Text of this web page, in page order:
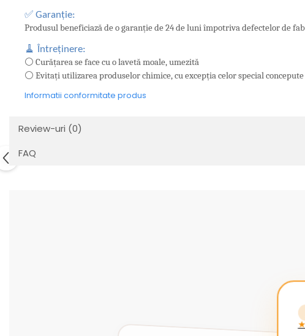
✅ Garanție:
Produsul beneficiază de o garanție de 24 de luni împotriva defectelor de
🧹 Întreținere:
⚪ Curățarea se face cu o lavetă moale, umezită
⚪ Evitați utilizarea produselor chimice, cu excepția celor special
Informatii conformitate produs
Review-uri (0)
FAQ